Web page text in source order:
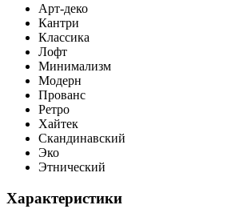
Арт-деко
Кантри
Классика
Лофт
Минимализм
Модерн
Прованс
Ретро
Хайтек
Скандинавский
Эко
Этнический
Характеристики